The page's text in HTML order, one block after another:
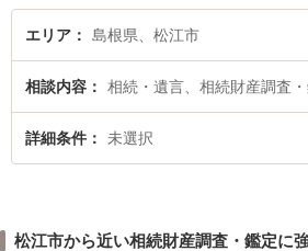
エリア 島根県、松江市
相談内容 相続・遺言、相続財産調査
詳細条件 未選択
松江市から近い相続財産調査・鑑定に